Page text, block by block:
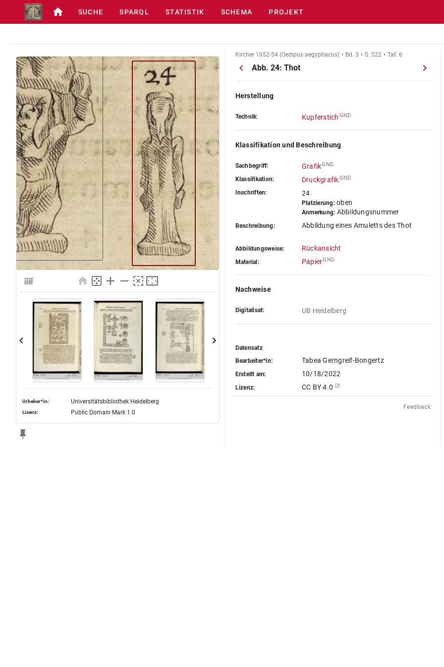
SUCHE SPARQL STATISTIK SCHEMA PROJEKT
Urheber*in: Universitätsbibliothek Heidelberg
Lizenz: Public Domain Mark 1.0
Kircher 1652-54 (Oedipus aegyptiacus) Bd. 3 S. 522 Taf. 6
Abb. 24: Thot
Herstellung
Technik: Kupferstich GND
Klassifikation und Beschreibung
Sachbegriff: GrafikGND
Klassifikation: DruckgrafikGND
Inschriften: 24
Platzierung:oben
Anmerkung: Abbildungsnummer
Beschreibung: Abbildung eines Amuletts des Thot
Abbildungsweise: Rückansicht
Material: PapierGND
Nachweise
Digitalisat: UB Heidelberg
Datensatz
Bearbeiter*in:
Tabea Gerngreif-Bongertz
Erstellt am: 10/18/2022
Lizenz: CC BY 4.0
Feedback